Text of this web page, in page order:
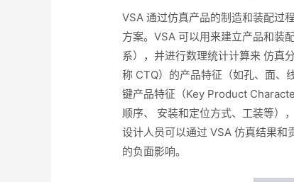
VSA 通过仿真产品的制造和装配过
方案。VSA 可以用来建立产品和装
系），并进行数理统计计算来 仿真
称 CTQ）的产品特征（如孔、面、
键产品特征（Key Product
顺序、 安装和定位方式、工装等）
设计人员可以通过 VSA 仿真结果和
的负面影响。